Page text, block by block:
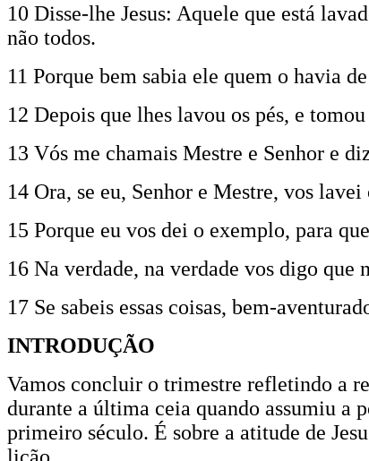
10 Disse-lhe Jesus: Aquele que está
não todos.
11 Porque bem sabia ele quem o havia
12 Depois que lhes lavou os pés, e
13 Vós me chamais Mestre e Senhor e
14 Ora, se eu, Senhor e Mestre, vos
15 Porque eu vos dei o exemplo, para
16 Na verdade, na verdade vos digo que
17 Se sabeis essas coisas, bem-
INTRODUÇÃO
Vamos concluir o trimestre refletindo a
durante a última ceia quando assumiu a
primeiro século. É sobre a atitude de